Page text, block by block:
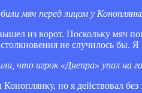
мяч перед лицом у
из ворот. Поскольку мяч
не случилось бы.
что игрок «Днепра» упал на
Коноплянку, но я действовал